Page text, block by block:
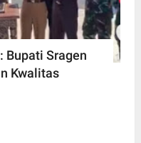
Bupati Sragen
Kwalitas